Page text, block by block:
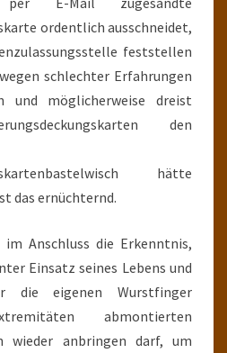
ordentlich ausschneidet,
feststellen
schlechter Erfahrungen
und möglicherweise dreist
den
hätte
das ernüchternd.
Anschluss die Erkenntnis,
Einsatz seines Lebens und
die eigenen Wurstfinger
abmontierten
wieder anbringen darf, um